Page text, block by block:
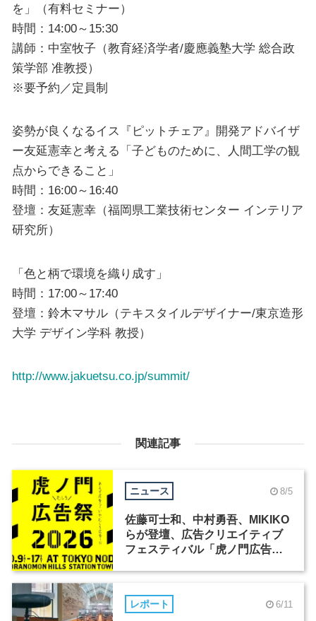
を」（有料セミナー）
時間：14:00～15:30
講師：中室牧子（教育経済学者/慶應義塾大学 総合政
策学部 准教授）
※要予約／定員制
姿勢が良くなるイス『ピットチェア』開発アドバイザ
ー友延憲幸と考える「子どものために、人間工学の観
点からできること」
時間：16:00～16:40
登壇：友延憲幸（福岡県工業技術センター インテリア
研究所）
「色と柄で環境を織り成す」
時間：17:00～17:40
登壇：鈴木マサル（テキスタイルデザイナー/東京造形
大学 デザイン学科 教授）
http://www.jakuetsu.co.jp/summit/
関連記事
ニュース 8/5
佐藤可士和、中村勇吾、MIKIKO
らが登壇、広告クリエイティブ
フェスティバル「虎ノ門広告
レポート 6/11